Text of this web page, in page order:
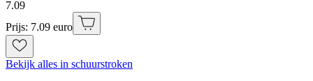
7.09
Prijs: 7.09 euro
Bekijk alles in schuurstroken